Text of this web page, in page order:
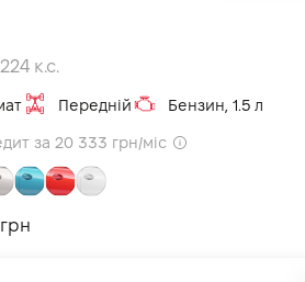
к.с.
Передній Бензин, 1.5 л
за 20 333 грн/міс